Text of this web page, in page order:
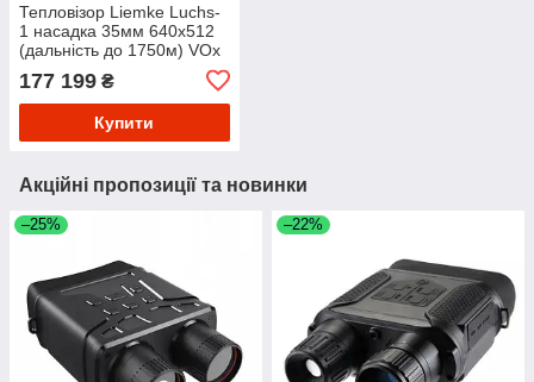
Тепловізор Liemke Luchs-
1 насадка 35мм 640x512
(дальність до 1750м) VOx
177 199 ₴
Купити
Акційні пропозиції та новинки
–25% –22%